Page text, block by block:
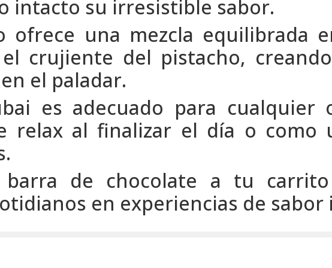
intacto su irresistible sabor.
ofrece una mezcla equilibrada
crujiente del pistacho,
el paladar.
es adecuado para cualquier
relax al finalizar el día o como
barra de chocolate a tu
en experiencias de sabor